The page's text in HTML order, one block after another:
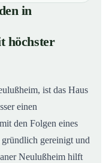
gesucht:
Sorgfalt
im Einsatz
in
höchster
ist das Haus
einen
den Folgen eines
gründlich gereinigt und
Neulußheim hilft